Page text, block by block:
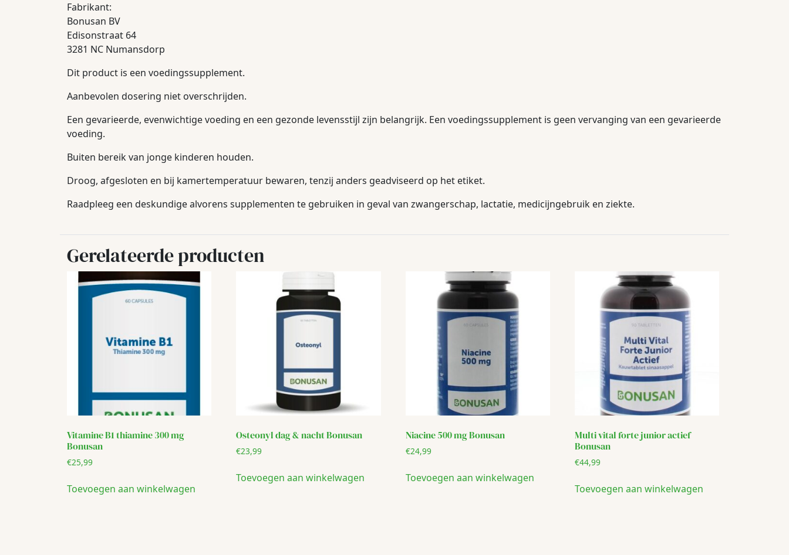
Fabrikant:
Bonusan BV
Edisonstraat 64
3281 NC Numansdorp
Dit product is een voedingssupplement.
Aanbevolen dosering niet overschrijden.
Een gevarieerde, evenwichtige voeding en een gezonde levensstijl zijn belangrijk. Een voedingssupplement is geen vervanging van een gevarieerde
voeding.
Buiten bereik van jonge kinderen houden.
Droog, afgesloten en bij kamertemperatuur bewaren, tenzij anders geadviseerd op het etiket.
Raadpleeg een deskundige alvorens supplementen te gebruiken in geval van zwangerschap, lactatie, medicijngebruik en ziekte.
Gerelateerde producten
Vitamine B1 thiamine 300 mg
Bonusan
€25,99
Toevoegen aan winkelwagen
Osteonyl dag & nacht Bonusan
€23,99
Toevoegen aan winkelwagen
Niacine 500 mg Bonusan
€24,99
Toevoegen aan winkelwagen
Multi vital forte junior actief
Bonusan
€44,99
Toevoegen aan winkelwagen